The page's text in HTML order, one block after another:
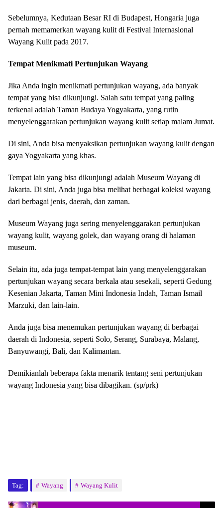
Sebelumnya, Kedutaan Besar RI di Budapest, Hongaria juga
pernah memamerkan wayang kulit di Festival Internasional
Wayang Kulit pada 2017.
Tempat Menikmati Pertunjukan Wayang
Jika Anda ingin menikmati pertunjukan wayang, ada banyak
tempat yang bisa dikunjungi. Salah satu tempat yang paling
terkenal adalah Taman Budaya Yogyakarta, yang rutin
menyelenggarakan pertunjukan wayang kulit setiap malam Jumat.
Di sini, Anda bisa menyaksikan pertunjukan wayang kulit dengan
gaya Yogyakarta yang khas.
Tempat lain yang bisa dikunjungi adalah Museum Wayang di
Jakarta. Di sini, Anda juga bisa melihat berbagai koleksi wayang
dari berbagai jenis, daerah, dan zaman.
Museum Wayang juga sering menyelenggarakan pertunjukan
wayang kulit, wayang golek, dan wayang orang di halaman
museum.
Selain itu, ada juga tempat-tempat lain yang menyelenggarakan
pertunjukan wayang secara berkala atau sesekali, seperti Gedung
Kesenian Jakarta, Taman Mini Indonesia Indah, Taman Ismail
Marzuki, dan lain-lain.
Anda juga bisa menemukan pertunjukan wayang di berbagai
daerah di Indonesia, seperti Solo, Serang, Surabaya, Malang,
Banyuwangi, Bali, dan Kalimantan.
Demikianlah beberapa fakta menarik tentang seni pertunjukan
wayang Indonesia yang bisa dibagikan. (sp/prk)
Tag: Wayang Wayang Kulit